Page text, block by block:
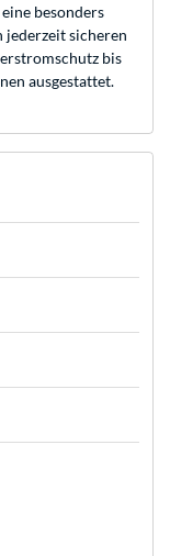
besonders
jederzeit sicheren
bis
ausgestattet.